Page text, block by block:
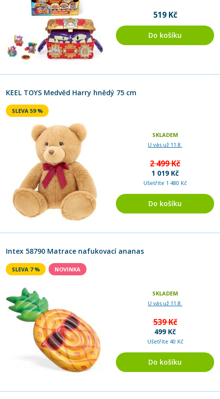
519 Kč
Do košíku
KEEL TOYS Medvěd Harry hnědý 75 cm
SLEVA 59 %
SKLADEM
U vás už 11.8.
2 499 Kč
1 019 Kč
Ušetříte 1 480 Kč
Do košíku
Intex 58790 Matrace nafukovací ananas
SLEVA 7 % NOVINKA
SKLADEM
U vás už 11.8.
539 Kč
499 Kč
Ušetříte 40 Kč
Do košíku